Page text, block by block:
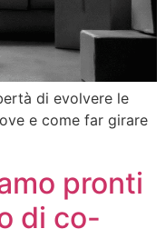
di evolvere le
e come far girare
pronti
di co-